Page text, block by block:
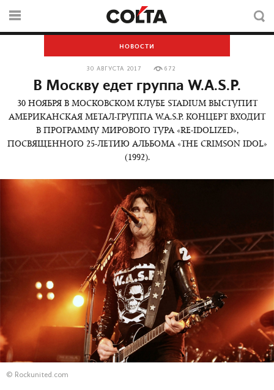
НОВОСТИ
30 АВГУСТА 2017 672
В Москву едет группа W.A.S.P.
30 НОЯБРЯ В МОСКОВСКОМ КЛУБЕ STADIUM ВЫСТУПИТ
АМЕРИКАНСКАЯ МЕТАЛ-ГРУППА W.A.S.P. КОНЦЕРТ ВХОДИТ
В ПРОГРАММУ МИРОВОГО ТУРА «RE-IDOLIZED»,
ПОСВЯЩЕННОГО 25-ЛЕТИЮ АЛЬБОМА «THE CRIMSON IDOL»
(1992).
© Rockunited.com